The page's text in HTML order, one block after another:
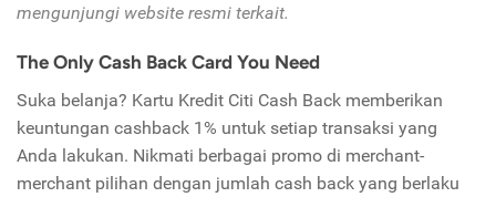
mengunjungi website resmi terkait.
The Only Cash Back Card You Need
Suka belanja? Kartu Kredit Citi Cash Back memberikan
keuntungan cashback 1% untuk setiap transaksi yang
Anda lakukan. Nikmati berbagai promo di merchant-
merchant pilihan dengan jumlah cash back yang berlaku